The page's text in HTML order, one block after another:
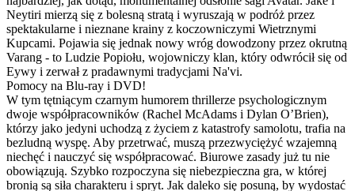
Neytiri mierzą się z bolesną stratą i wyruszają w podróż przez
spektakularne i nieznane krainy z koczowniczymi Wietrznymi
Kupcami. Pojawia się jednak nowy wróg dowodzony przez okrutną
Varang - to Ludzie Popiołu, wojowniczy klan, który odwrócił się od
Eywy i zerwał z pradawnymi tradycjami Na'vi.
Pomocy na Blu-ray i DVD!
W tym tętniącym czarnym humorem thrillerze psychologicznym
dwoje współpracowników (Rachel McAdams i Dylan O’Brien),
którzy jako jedyni uchodzą z życiem z katastrofy samolotu, trafia na
bezludną wyspę. Aby przetrwać, muszą przezwyciężyć wzajemną
niechęć i nauczyć się współpracować. Biurowe zasady już tu nie
obowiązują. Szybko rozpoczyna się niebezpieczna gra, w której
bronią są siła charakteru i spryt. Jak daleko się posuną, by wydostać